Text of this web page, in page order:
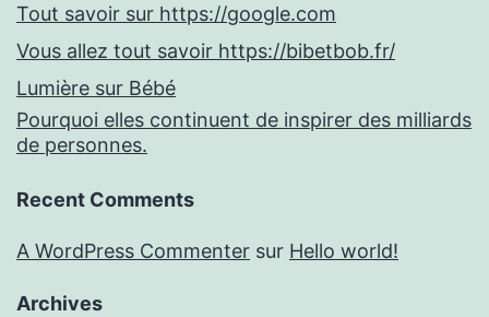
Tout savoir sur https://google.com
Vous allez tout savoir https://bibetbob.fr/
Lumière sur Bébé
Pourquoi elles continuent de inspirer des milliards
de personnes.
Recent Comments
A WordPress Commenter sur Hello world!
Archives